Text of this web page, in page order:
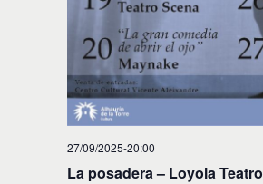
27/09/2025-20:00
La posadera – Loyola Teatro